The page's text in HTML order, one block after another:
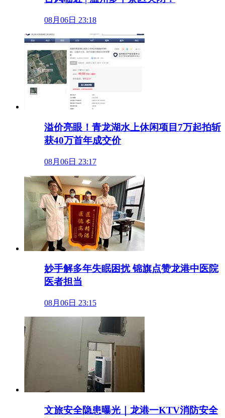
08月06日 23:18
溢价亮眼！青龙湖水上休闲项目7万起拍斩
获40万首年成交价
08月06日 23:17
妙手解多年失眠困扰 锦旗点赞龙港中医院
医者担当
08月06日 23:15
文旅安全隐患曝光｜龙港一KTV消防安全